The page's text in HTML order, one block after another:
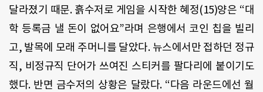
달라졌기 때문. 흙수저로 게임을 시작한 혜정(15)양은 “대
학 등록금 낼 돈이 없어요”라며 은행에서 코인 칩을 빌리
고, 발목에 모래 주머니를 달았다. 뉴스에서만 접하던 정규
직, 비정규직 단어가 쓰여진 스티커를 팔다리에 붙이기도
했다. 반면 금수저의 상황은 달랐다. “다음 라운드에선 월